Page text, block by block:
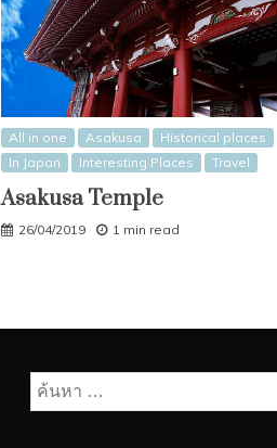
All in one Asakusa
Historical places
In Japan
Interesting Places Travel
Asakusa Temple
26/04/2019 1 min read
ค้นหา
สำหรับ: